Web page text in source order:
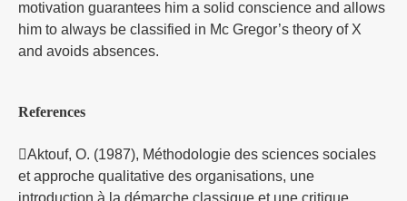
motivation guarantees him a solid conscience and allows
him to always be classified in Mc Gregor’s theory of X
and avoids absences.
References
Aktouf, O. (1987), Méthodologie des sciences sociales
et approche qualitative des organisations, une
introduction à la démarche classique et une critique,